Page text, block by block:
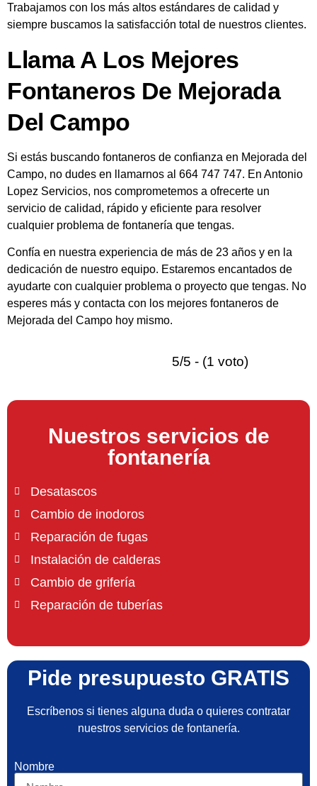
Trabajamos con los más altos estándares de calidad y
siempre buscamos la satisfacción total de nuestros clientes.
Llama A Los Mejores
Fontaneros De Mejorada
Del Campo
Si estás buscando fontaneros de confianza en Mejorada del
Campo, no dudes en llamarnos al 664 747 747. En Antonio
Lopez Servicios, nos comprometemos a ofrecerte un
servicio de calidad, rápido y eficiente para resolver
cualquier problema de fontanería que tengas.
Confía en nuestra experiencia de más de 23 años y en la
dedicación de nuestro equipo. Estaremos encantados de
ayudarte con cualquier problema o proyecto que tengas. No
esperes más y contacta con los mejores fontaneros de
Mejorada del Campo hoy mismo.
5/5 - (1 voto)
Nuestros servicios de
fontanería
Desatascos
Cambio de inodoros
Reparación de fugas
Instalación de calderas
Cambio de grifería
Reparación de tuberías
Pide presupuesto GRATIS
Escríbenos si tienes alguna duda o quieres contratar
nuestros servicios de fontanería.
Nombre